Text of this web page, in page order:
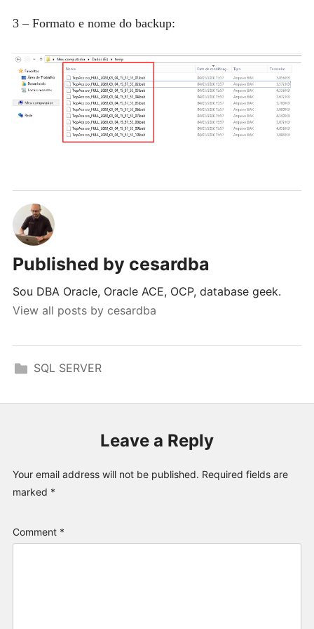
3 – Formato e nome do backup:
Published by cesardba
Sou DBA Oracle, Oracle ACE, OCP, database geek.
View all posts by cesardba
SQL SERVER
Leave a Reply
Your email address will not be published. Required fields are
marked *
Comment *